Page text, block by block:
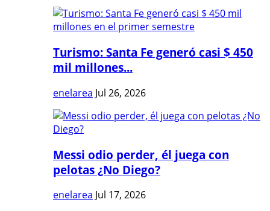
Turismo: Santa Fe generó casi $ 450
mil millones...
enelarea Jul 26, 2026
Messi odio perder, él juega con
pelotas ¿No Diego?
enelarea Jul 17, 2026